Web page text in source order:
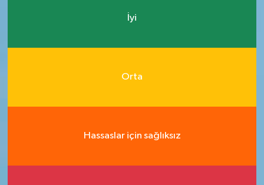
İyi
Orta
Hassaslar için sağlıksız